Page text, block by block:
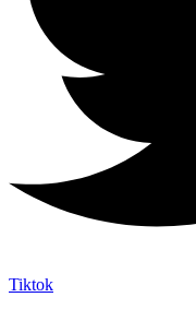
Tiktok